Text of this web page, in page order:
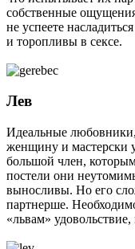
собственные
не успеете
и торопливы в сексе.
Лев
Идеальные любовники,
женщину и мастерски
большой член,
постели они
выносливы. Но его
партнерше.
«львам»